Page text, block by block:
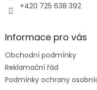
+420 725 638 392
Informace pro vás
Obchodní podmínky
Reklamační řád
Podmínky ochrany